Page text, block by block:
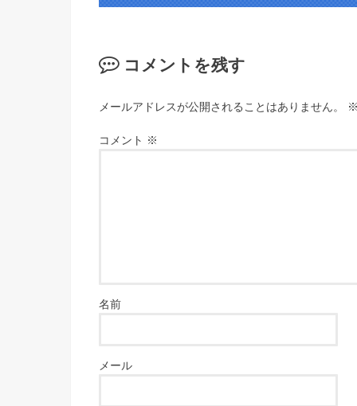
コメントを残す
メールアドレスが公開されることはありません。
コメント ※
名前
メール